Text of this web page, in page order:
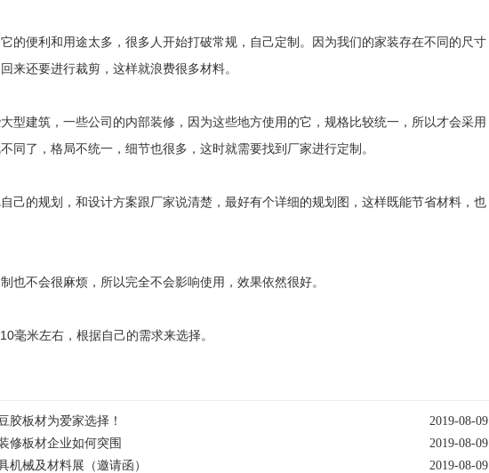
的便利和用途太多，很多人开始打破常规，自己定制。因为我们的家装存在不同的尺寸
来还要进行裁剪，这样就浪费很多材料。
型建筑，一些公司的内部装修，因为这些地方使用的它，规格比较统一，所以才会采用
同了，格局不统一，细节也很多，这时就需要找到厂家进行定制。
己的规划，和设计方案跟厂家说清楚，最好有个详细的规划图，这样既能节省材料，也
也不会很麻烦，所以完全不会影响使用，效果依然很好。
毫米左右，根据自己的需求来选择。
2019-08-09
胶板材为爱家选择！
2019-08-09
修板材企业如何突围
2019-08-09
机械及材料展（邀请函）